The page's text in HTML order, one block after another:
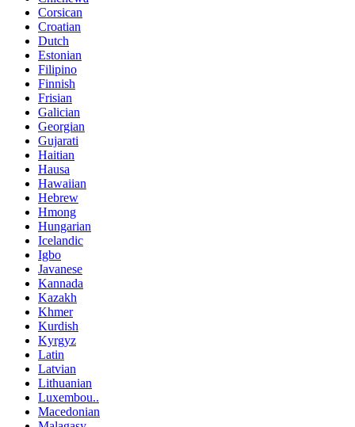
Corsican
Croatian
Dutch
Estonian
Filipino
Finnish
Frisian
Galician
Georgian
Gujarati
Haitian
Hausa
Hawaiian
Hebrew
Hmong
Hungarian
Icelandic
Igbo
Javanese
Kannada
Kazakh
Khmer
Kurdish
Kyrgyz
Latin
Latvian
Lithuanian
Luxembou..
Macedonian